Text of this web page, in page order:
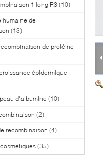
1 long R3 (10)
humaine de
(13)
de protéine
épidermique
d'albumine (10)
(2)
recombinaison (4)
(35)